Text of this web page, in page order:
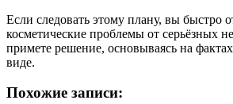
Если следовать этому плану, вы быстро
косметические проблемы от серьёзных
примете решение, основываясь на
виде.
Похожие записи: